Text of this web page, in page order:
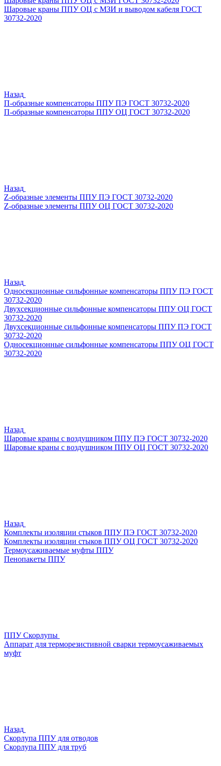
Шаровые краны ППУ ОЦ с МЗИ и выводом кабеля ГОСТ
30732-2020
Назад
П-образные компенсаторы ППУ ПЭ ГОСТ 30732-2020
П-образные компенсаторы ППУ ОЦ ГОСТ 30732-2020
Назад
Z-образные элементы ППУ ПЭ ГОСТ 30732-2020
Z-образные элементы ППУ ОЦ ГОСТ 30732-2020
Назад
Односекционные сильфонные компенсаторы ППУ ПЭ ГОСТ
30732-2020
Двухсекционные сильфонные компенсаторы ППУ ОЦ ГОСТ
30732-2020
Двухсекционные сильфонные компенсаторы ППУ ПЭ ГОСТ
30732-2020
Односекционные сильфонные компенсаторы ППУ ОЦ ГОСТ
30732-2020
Назад
Шаровые краны с воздушником ППУ ПЭ ГОСТ 30732-2020
Шаровые краны с воздушником ППУ ОЦ ГОСТ 30732-2020
Назад
Комплекты изоляции стыков ППУ ПЭ ГОСТ 30732-2020
Комплекты изоляции стыков ППУ ОЦ ГОСТ 30732-2020
Термоусаживаемые муфты ППУ
Пенопакеты ППУ
ППУ Скорлупы
Аппарат для терморезистивной сварки термоусаживаемых
муфт
Назад
Скорлупа ППУ для отводов
Скорлупа ППУ для труб